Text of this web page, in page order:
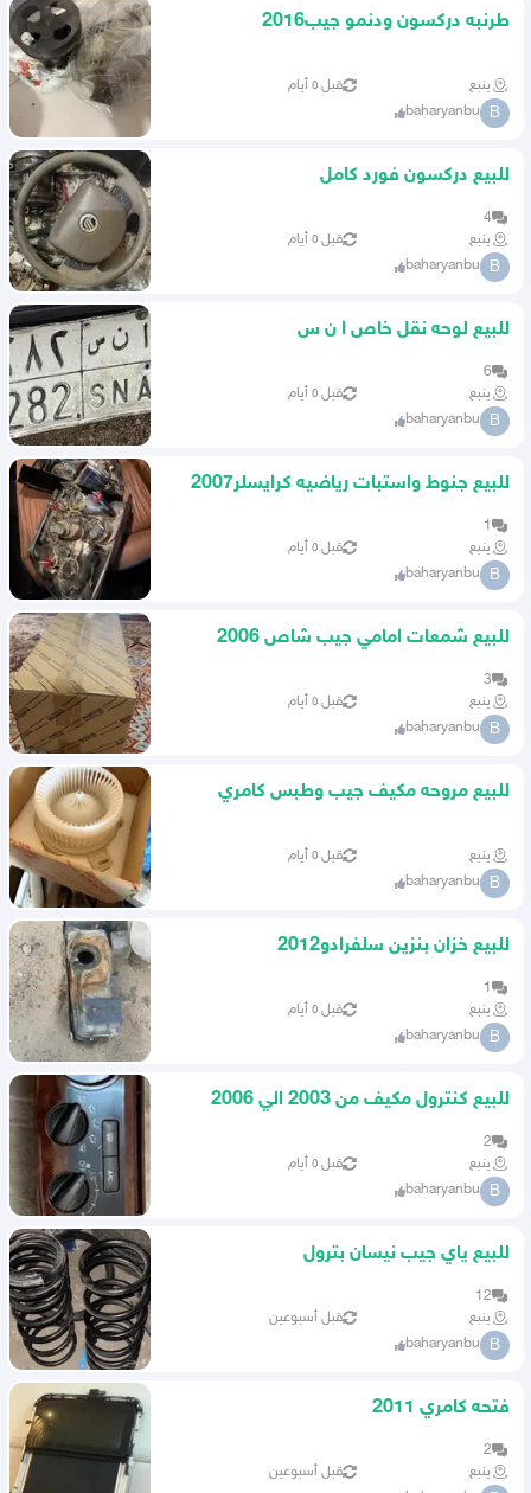
طرنبه دركسون ودنمو جيب2016
ينبع قبل ٥ أيام
B
baharyanbu
للبيع دركسون فورد كامل
4
ينبع
قبل ٥ أيام
B
baharyanbu
للبيع لوحه نقل خاص ا ن س
6
ينبع
قبل ٥ أيام
B
baharyanbu
للبيع جنوط واستبات رياضيه كرايسلر2007
1
ينبع
قبل ٥ أيام
B
baharyanbu
للبيع شمعات امامي جيب شاص 2006
3
ينبع
قبل ٥ أيام
B
baharyanbu
للبيع مروحه مكيف جيب وطبس كامري
ينبع قبل ٥ أيام
B
baharyanbu
للبيع خزان بنزين سلفرادو2012
1
ينبع
قبل ٥ أيام
B
baharyanbu
للبيع كنترول مكيف من 2003 الي 2006
2
ينبع
قبل ٥ أيام
B
baharyanbu
للبيع ياي جيب نيسان بترول
12
ينبع
قبل أسبوعين
B
baharyanbu
فتحه كامري 2011
2
ينبع
قبل أسبوعين